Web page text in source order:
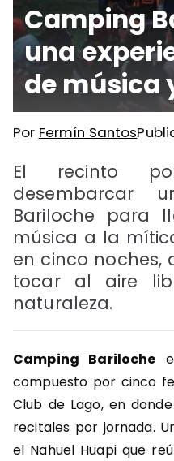
Camping
una
de música
Por Fermín Santos
El recinto
desembarcar
Bariloche para
música a la
en cinco noches,
tocar al aire
naturaleza.
Camping Bariloche
compuesto por cinco
Club de Lago, en
recitales por jornada.
el Nahuel Huapi que